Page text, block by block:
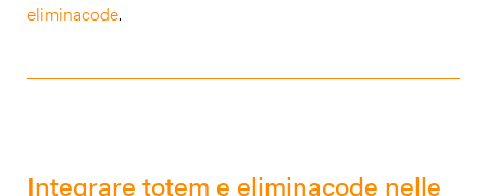
eliminacode.
Integrare totem e eliminacode nelle